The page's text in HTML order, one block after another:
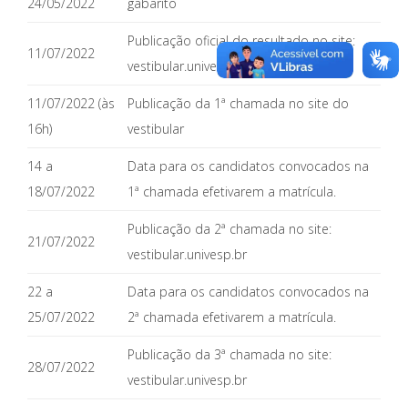
11/07/2022
Publicação oficial do resultado no site:
vestibular.univesp.br
11/07/2022 (às
16h)
Publicação da 1ª chamada no site do
vestibular
14 a
18/07/2022
Data para os candidatos convocados na
1ª chamada efetivarem a matrícula.
21/07/2022
Publicação da 2ª chamada no site:
vestibular.univesp.br
22 a
25/07/2022
Data para os candidatos convocados na
2ª chamada efetivarem a matrícula.
28/07/2022
Publicação da 3ª chamada no site:
vestibular.univesp.br